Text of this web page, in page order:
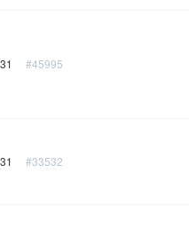
#45995
#33532